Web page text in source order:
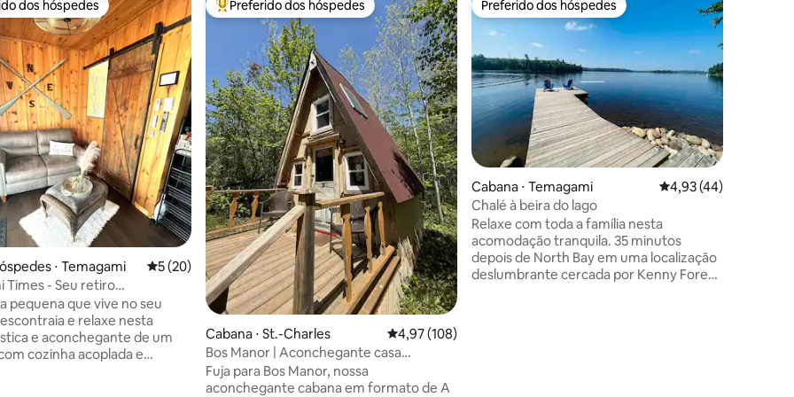
de 5, 50 avaliações
preferidos dos hóspedes
dos hóspedes
⋅ Temagami 5 de uma avaliação média de 5, 20 avaliações
5 (20)
Times - Seu retiro
pequena que vive no seu
e aconchegante de um
cozinha acoplada e
Entre os melhores preferidos dos hóspedes
Preferido dos hóspedes
Cabana ⋅ St.-Charles 4,97 de uma avaliação média de 5, 108 avaliações
4,97 (108)
Bos Manor | Aconchegante casa
triangular | Refúgio na floresta
Fuja para Bos Manor, nossa
aconchegante cabana em formato de A
Preferido dos hóspedes
Preferido dos hóspedes
Cabana ⋅ Temagami 4,93 de uma
4,93 (44)
Chalé à beira do lago
Relaxe com toda a família nesta
acomodação tranquila. 35 minutos
depois de North Bay em uma localização
deslumbrante cercada por Kenny Forest